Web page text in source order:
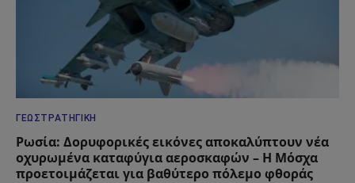
ΓΕΩΣΤΡΑΤΗΓΙΚΉ
Ρωσία: Δορυφορικές εικόνες αποκαλύπτουν νέα
οχυρωμένα καταφύγια αεροσκαφών – Η Μόσχα
προετοιμάζεται για βαθύτερο πόλεμο φθοράς